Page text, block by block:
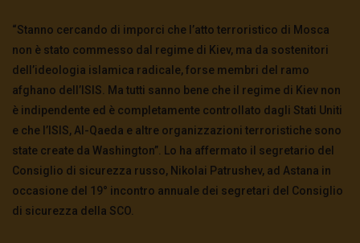
“Stanno cercando di imporci che l’atto terroristico di Mosca
non è stato commesso dal regime di Kiev, ma da sostenitori
dell’ideologia islamica radicale, forse membri del ramo
afghano dell’ISIS. Ma tutti sanno bene che il regime di Kiev non
è indipendente ed è completamente controllato dagli Stati Uniti
e che l’ISIS, Al-Qaeda e altre organizzazioni terroristiche sono
state create da Washington”. Lo ha affermato il segretario del
Consiglio di sicurezza russo, Nikolai Patrushev, ad Astana in
occasione del 19° incontro annuale dei segretari del Consiglio
di sicurezza della SCO.